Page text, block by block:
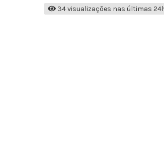
34 visualizações nas últimas